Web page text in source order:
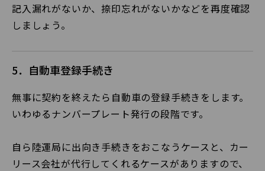
記入漏れがないか、捺印忘れがないかなどを再度確認
しましょう。
5．自動車登録手続き
無事に契約を終えたら自動車の登録手続きをします。
いわゆるナンバープレート発行の段階です。
自ら陸運局に出向き手続きをおこなうケースと、カー
リース会社が代行してくれるケースがありますので、